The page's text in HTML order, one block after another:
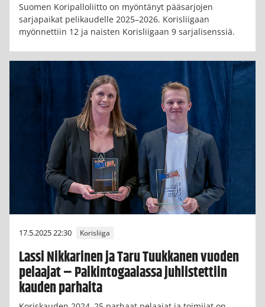
Suomen Koripalloliitto on myöntänyt pääsarjojen
sarjapaikat pelikaudelle 2025–2026. Korisliigaan
myönnettiin 12 ja naisten Korisliigaan 9 sarjalisenssiä.
17.5.2025 22:30 Korisliiga
Lassi Nikkarinen ja Taru Tuukkanen vuoden
pelaajat – Palkintogaalassa juhlistettiin
kauden parhaita